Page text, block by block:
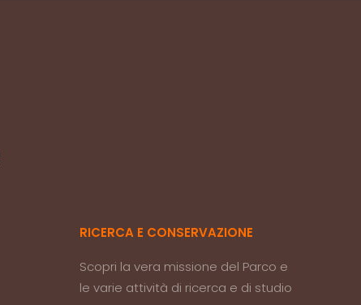
RICERCA E CONSERVAZIONE
Scopri la vera missione del Parco e
le varie attività di ricerca e di studio